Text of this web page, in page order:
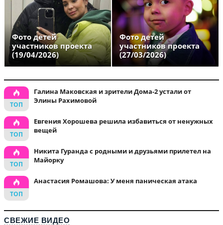
Фото детей
участников проекта
(19/04/2026)
Фото детей
участников проекта
(27/03/2026)
Галина Маковская и зрители Дома-2 устали от
Элины Рахимовой
Евгения Хорошева решила избавиться от ненужных
вещей
Никита Гуранда с родными и друзьями прилетел на
Майорку
Анастасия Ромашова: У меня паническая атака
СВЕЖИЕ ВИДЕО